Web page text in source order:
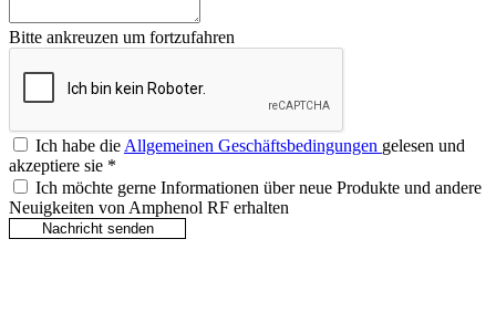
Bitte ankreuzen um fortzufahren
Ich habe die Allgemeinen Geschäftsbedingungen gelesen und
akzeptiere sie *
Ich möchte gerne Informationen über neue Produkte und andere
Neuigkeiten von Amphenol RF erhalten